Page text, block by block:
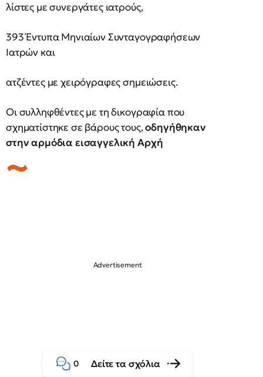
λίστες με συνεργάτες ιατρούς,
393 Έντυπα Μηνιαίων Συνταγογραφήσεων
Ιατρών και
ατζέντες με χειρόγραφες σημειώσεις.
Οι συλληφθέντες με τη δικογραφία που
σχηματίστηκε σε βάρους τους,οδηγήθηκαν
στην αρμόδια εισαγγελική Αρχή
0 Δείτε τα σχόλια